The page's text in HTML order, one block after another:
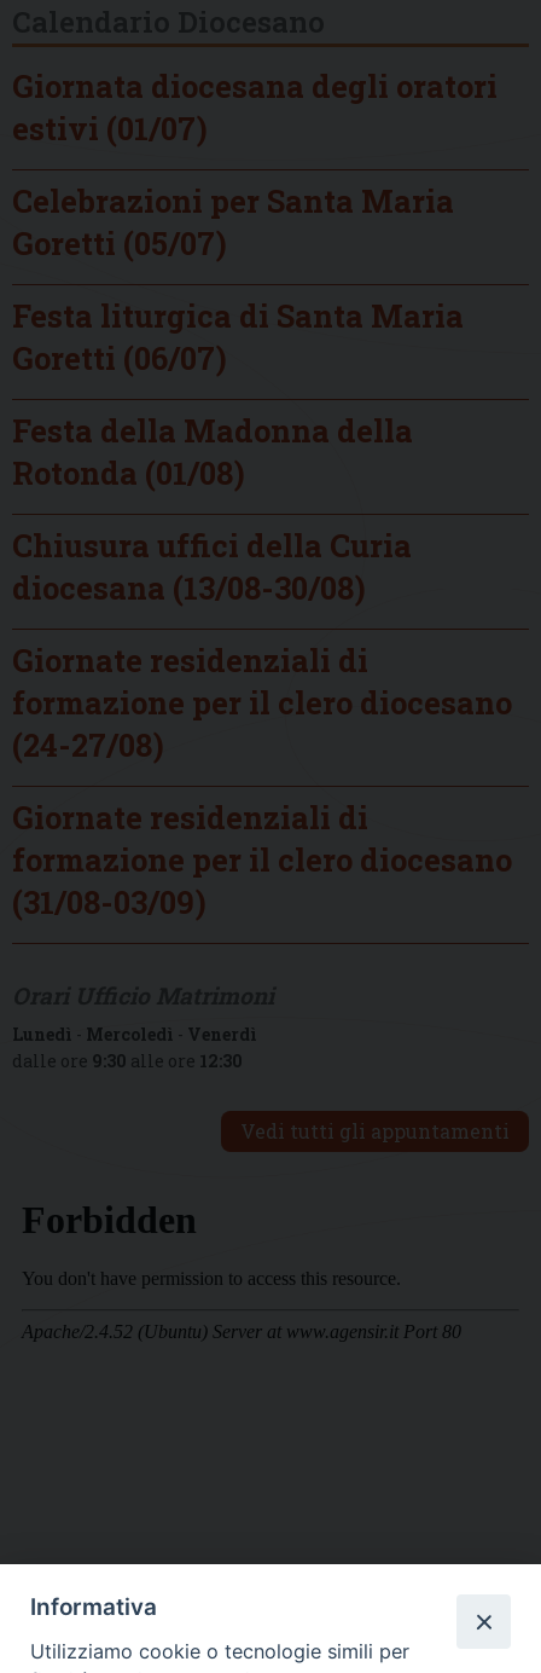
Giornata diocesana degli oratori
estivi (01/07)
Celebrazioni per Santa Maria
Goretti (05/07)
Festa liturgica di Santa Maria
Goretti (06/07)
Festa della Madonna della
Rotonda (01/08)
Chiusura uffici della Curia
diocesana (13/08-30/08)
Giornate residenziali di
formazione per il clero diocesano
(24-27/08)
Giornate residenziali di
formazione per il clero diocesano
(31/08-03/09)
Lunedì - Mercoledì - Venerdì
dalle ore 9:30 alle ore 12:30
Vedi tutti gli appuntamenti
DIOCESI SUBURBICARIA DI ALBANO
Informativa
Utilizziamo cookie o tecnologie simili per